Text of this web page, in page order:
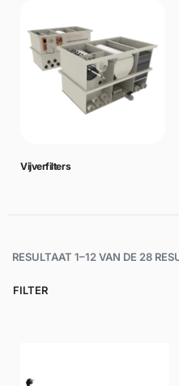
Vijverfilters
RESULTAAT 1–12 VAN DE 28
FILTER